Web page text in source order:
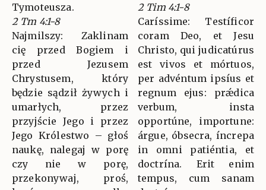
Tymoteusza.
2 Tm 4:1-8
Najmilszy: Zaklinam
cię przed Bogiem i
przed Jezusem
Chrystusem, który
będzie sądził żywych i
umarłych, przez
przyjście Jego i przez
Jego Królestwo – głoś
naukę, nalegaj w porę
czy nie w porę,
przekonywaj, proś,
2 Tim 4:1-8
Caríssime: Testíficor
coram Deo, et Jesu
Christo, qui judicatúrus
est vivos et mórtuos,
per advéntum ipsíus et
regnum ejus: prǽdica
verbum, insta
opportúne, importune:
árgue, óbsecra, íncrepa
in omni patiéntia, et
doctrína. Erit enim
tempus, cum sanam